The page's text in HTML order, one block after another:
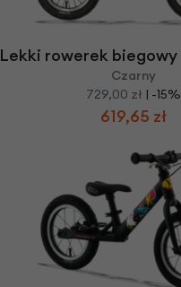
Checker Pig
ańcuchy i paski rowerowe
Napęd paskowy Gates
Narzędzia rowerowe
Nóżki rowerowe
Lekki rowerek biegowy
Czarny
729,00 zł | -15%
619,65 zł